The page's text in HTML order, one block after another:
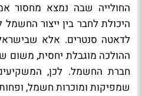
החולייה שבה נמצא מחסור
היכולת לחבר בין ייצור החשמל
לדאטה סנטרים. אלא
ההולכה מוגבלת יחסית, משום
חברת החשמל. לכן,
שמפיקות ומוכרות חשמל,